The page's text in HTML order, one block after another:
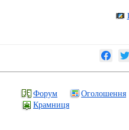
Форум
Оголошення
Крамниця